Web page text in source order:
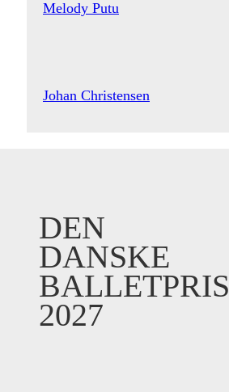
Melody Putu
Johan Christensen
DEN
DANSKE
BALLETPRIS
2027